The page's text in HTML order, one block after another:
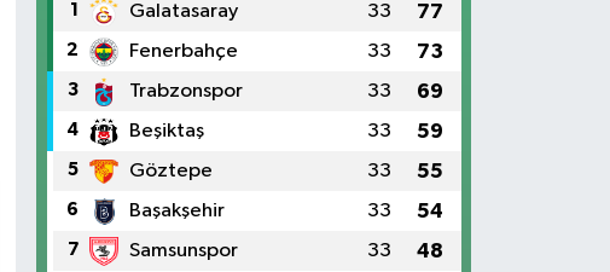
1 Galatasaray 33 77
2 Fenerbahçe 33 73
3 Trabzonspor 33 69
4 Beşiktaş 33 59
5 Göztepe 33 55
6 Başakşehir 33 54
7 Samsunspor 33 48